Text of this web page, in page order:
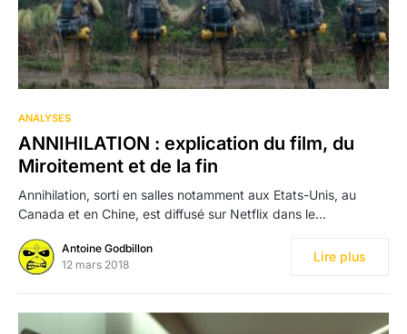
ANALYSES
ANNIHILATION : explication du film, du
Miroitement et de la fin
Annihilation, sorti en salles notamment aux Etats-Unis, au
Canada et en Chine, est diffusé sur Netflix dans le…
Antoine Godbillon
12 mars 2018
Lire plus